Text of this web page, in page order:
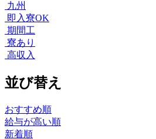
九州
即入寮OK
期間工
寮あり
高収入
並び替え
おすすめ順
給与が高い順
新着順